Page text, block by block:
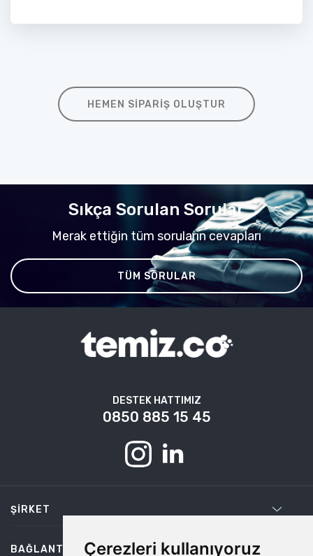
Çerezleri kullanıyoruz
HEMEN SIPARIŞ OLUŞTUR
Sıkça Sorulan Sorular
Merak ettiğin tüm soruların cevapları
TÜM SORULAR
DESTEK HATTIMIZ
0850 885 15 45
ŞIRKET
BAĞLANTILAR